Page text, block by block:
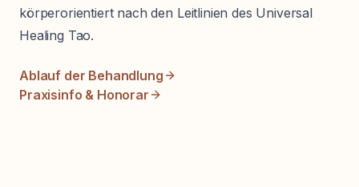
körperorientiert nach den Leitlinien des Universal
Healing Tao.
Ablauf der Behandlung
Praxisinfo & Honorar